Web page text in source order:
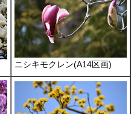
ニシキモクレン(A14区画)